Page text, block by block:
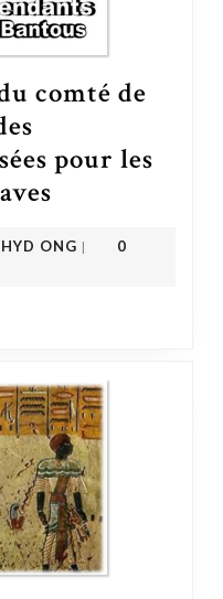
comté de
pour les
ONG |
0